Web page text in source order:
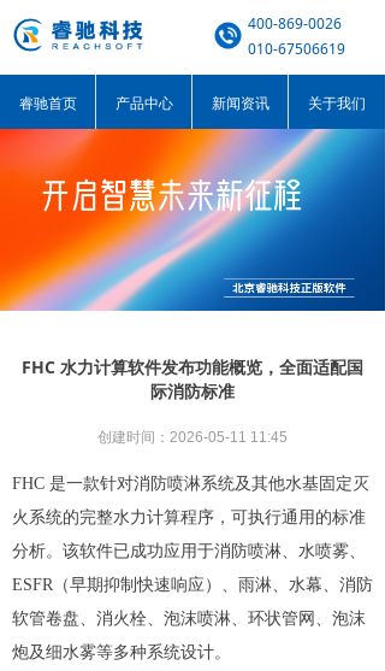
400-869-0026
010-67506619
睿驰首页 产品中心 新闻资讯 关于我们
FHC 水力计算软件发布功能概览，全面适配国
际消防标准
FHC 是一款针对消防喷淋系统及其他水基固定灭
火系统的完整水力计算程序，可执行通用的标准
分析。该软件已成功应用于消防喷淋、水喷雾、
ESFR（早期抑制快速响应）、雨淋、水幕、消防
软管卷盘、消火栓、泡沫喷淋、环状管网、泡沫
炮及细水雾等多种系统设计。
创建时间： 2026-05-11 11:45